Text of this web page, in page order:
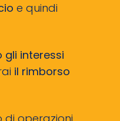
e quindi
gli interessi
il rimborso